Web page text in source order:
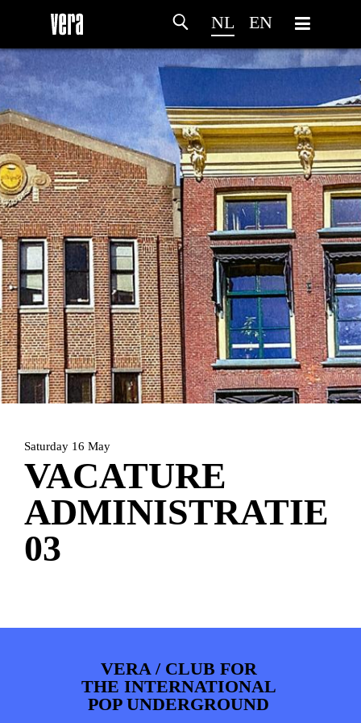
NL EN
HOMEPROGRAMMA
ARTDIVISIONFOTO’SNIEUWS
INFOWEBSHOP
Saturday 16 May
VACATURE
ADMINISTRATIE
03
VERA / CLUB FOR
THE INTERNATIONAL
POP UNDERGROUND